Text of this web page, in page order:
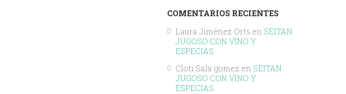
COMENTARIOS RECIENTES
Laura Jiménez Orts en SEITAN
JUGOSO CON VINO Y
ESPECIAS
Cloti Sala gomez en SEITAN
JUGOSO CON VINO Y
ESPECIAS